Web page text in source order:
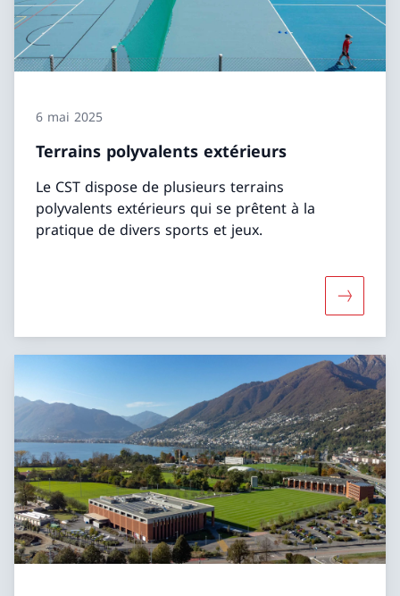
6 mai 2025
Terrains polyvalents extérieurs
Le CST dispose de plusieurs terrains
polyvalents extérieurs qui se prêtent à la
pratique de divers sports et jeux.